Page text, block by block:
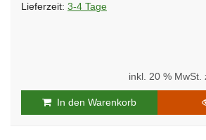
Lieferzeit: 3-4 Tage
inkl. 20 % MwSt.
In den Warenkorb